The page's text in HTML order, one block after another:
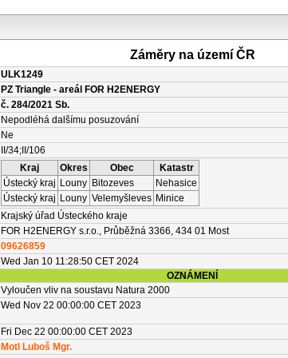
Záměry na území ČR
ULK1249
PZ Triangle - areál FOR H2ENERGY
č. 284/2021 Sb.
Nepodléhá dalšímu posuzování
Ne
II/34;II/106
Kraj Okres Obec
Katastr
Ústecký kraj Louny Bitozeves
Nehasice
Ústecký kraj Louny Velemyšleves Minice
Krajský úřad Ústeckého kraje
FOR H2ENERGY s.r.o., Průběžná 3366, 434 01 Most
09626859
Wed Jan 10 11:28:50 CET 2024
OZNÁMENÍ
Vyloučen vliv na soustavu Natura 2000
Wed Nov 22 00:00:00 CET 2023
Fri Dec 22 00:00:00 CET 2023
Motl Luboš Mgr.